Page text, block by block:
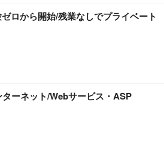
ロから開始/残業なしでプライベート
ーネット/Webサービス・ASP